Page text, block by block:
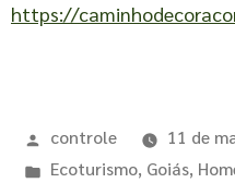
https://
controle
11 de
Ecoturismo, Goiás,